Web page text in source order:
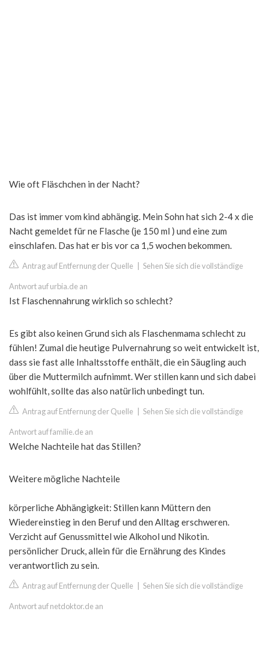
Wie oft Fläschchen in der Nacht?
Das ist immer vom kind abhängig. Mein Sohn hat sich 2-4 x die
Nacht gemeldet für ne Flasche (je 150 ml ) und eine zum
einschlafen. Das hat er bis vor ca 1,5 wochen bekommen.
Antrag auf Entfernung der Quelle Sehen Sie sich die vollständige
Antwort auf urbia.de an
Ist Flaschennahrung wirklich so schlecht?
Es gibt also keinen Grund sich als Flaschenmama schlecht zu
fühlen! Zumal die heutige Pulvernahrung so weit entwickelt ist,
dass sie fast alle Inhaltsstoffe enthält, die ein Säugling auch
über die Muttermilch aufnimmt. Wer stillen kann und sich dabei
wohlfühlt, sollte das also natürlich unbedingt tun.
Antrag auf Entfernung der Quelle Sehen Sie sich die vollständige
Antwort auf familie.de an
Welche Nachteile hat das Stillen?
Weitere mögliche Nachteile
körperliche Abhängigkeit: Stillen kann Müttern den
Wiedereinstieg in den Beruf und den Alltag erschweren.
Verzicht auf Genussmittel wie Alkohol und Nikotin.
persönlicher Druck, allein für die Ernährung des Kindes
verantwortlich zu sein.
Antrag auf Entfernung der Quelle Sehen Sie sich die vollständige
Antwort auf netdoktor.de an